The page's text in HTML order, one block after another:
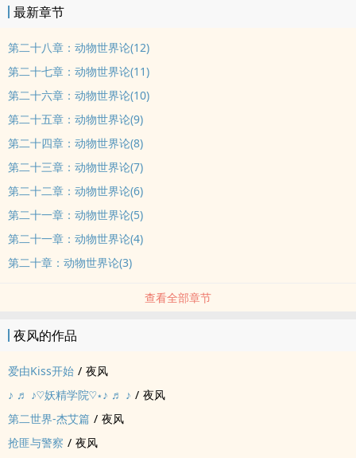
最新章节
第二十八章：动物世界论(12)
第二十七章：动物世界论(11)
第二十六章：动物世界论(10)
第二十五章：动物世界论(9)
第二十四章：动物世界论(8)
第二十三章：动物世界论(7)
第二十二章：动物世界论(6)
第二十一章：动物世界论(5)
第二十一章：动物世界论(4)
第二十章：动物世界论(3)
查看全部章节
夜风的作品
爱由Kiss开始 / 夜风
♪ ♬ ♪♡妖精学院♡⋆♪ ♬ ♪ / 夜风
第二世界-杰艾篇 / 夜风
抢匪与警察 / 夜风